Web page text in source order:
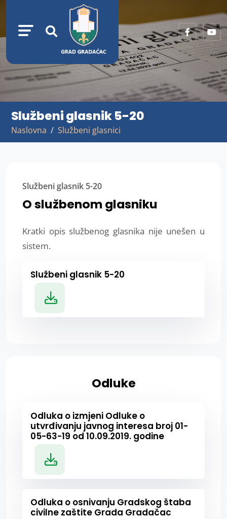
Službeni glasnik 5-20
Naslovna Službeni glasnici
Službeni glasnik 5-20
O službenom glasniku
Kratki opis službenog glasnika nije unešen u
sistem.
Službeni glasnik 5-20
Odluke
Odluka o izmjeni Odluke o
utvrđivanju javnog interesa broj 01-
05-63-19 od 10.09.2019. godine
Odluka o osnivanju Gradskog štaba
civilne zaštite Grada Gradačac